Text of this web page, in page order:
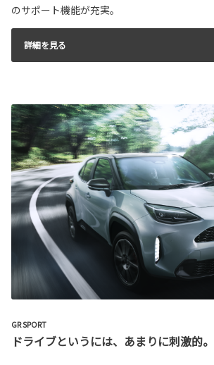
のサポート機能が充実。
詳細を見る
GR SPORT
ドライブというには、あまりに刺激的。